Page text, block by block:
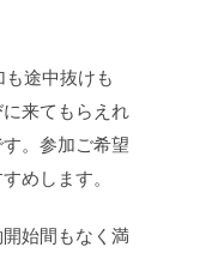
途中抜けも
来てもらえれ
。参加ご希望
めします。
開始間もなく満